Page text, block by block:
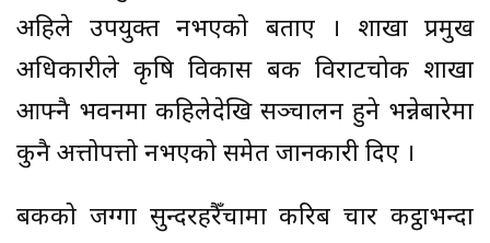
अहिले उपयुक्त नभएको बताए । शाखा प्रमुख
अधिकारीले कृषि विकास बैंक विराटचोक शाखा
आफ्नै भवनमा कहिलेदेखि सञ्चालन हुने भन्नेबारेमा
कुनै अत्तोपत्तो नभएको समेत जानकारी दिए ।
बैंकको जग्गा सुन्दरहरैँचामा करिब चार कट्ठाभन्दा